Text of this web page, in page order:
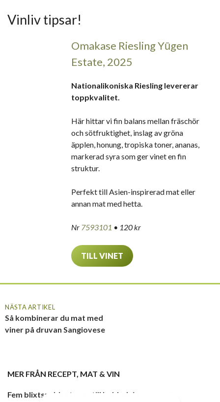
Vinliv tipsar!
Omakase Riesling Yūgen
Estate, 2025
Nationalikoniska Riesling levererar
toppkvalitet.
Här hittar vi fin balans mellan fräschör
och sötfruktighet, inslag av gröna
äpplen, honung, tropiska toner, ananas,
markerad syra som ger vinet en fin
struktur.
Perfekt till Asien-inspirerad mat eller
annan mat med hetta.
Nr 7593101 • 120 kr
TILL VINET
NÄSTA ARTIKEL
Så kombinerar du mat med
viner på druvan Sangiovese
MER FRÅN RECEPT, MAT & VIN
Fem blixtsnabba tapas till bubbelvin